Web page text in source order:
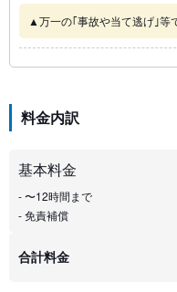
▲万一の｢事故や当て逃げ｣等
料金内訳
基本料金
- 〜12時間まで
- 免責補償
合計料金